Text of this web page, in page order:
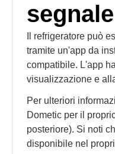
Il refrigeratore può
tramite un'app da
compatibile. L'app
visualizzazione e
Per ulteriori
Dometic per il
posteriore). Si noti
disponibile nel